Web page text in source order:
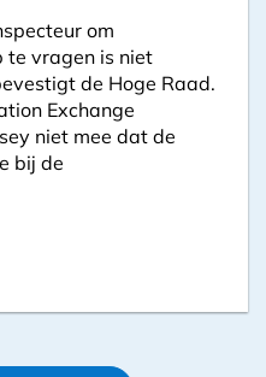
om
te vragen is niet
de Hoge Raad.
Exchange
niet mee dat de
bij de